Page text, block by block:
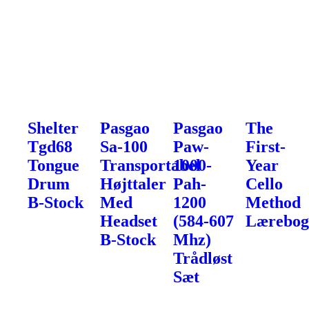
Shelter
Tgd68
Tongue
Drum
B-Stock
Pasgao
Sa-100
Transportabel
Højttaler
Med
Headset
B-Stock
Pasgao
Paw-
1000-
Pah-
1200
(584-607
Mhz)
Trådløst
Sæt
The
First-
Year
Cello
Method
Lærebog